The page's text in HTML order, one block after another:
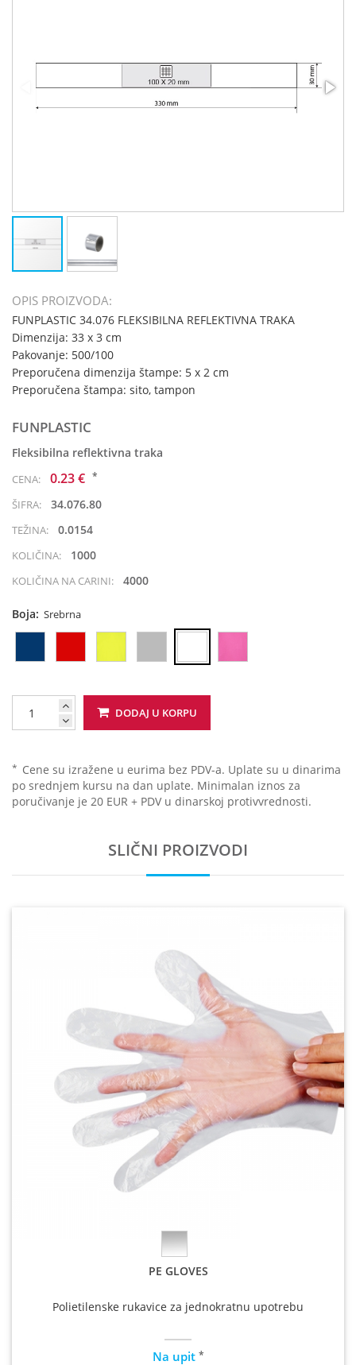
OPIS PROIZVODA:
FUNPLASTIC 34.076 FLEKSIBILNA REFLEKTIVNA TRAKA
Dimenzija: 33 x 3 cm
Pakovanje: 500/100
Preporučena dimenzija štampe: 5 x 2 cm
Preporučena štampa: sito, tampon
FUNPLASTIC
Fleksibilna reflektivna traka
CENA: 0.23 € *
ŠIFRA: 34.076.80
TEŽINA: 0.0154
KOLIČINA: 1000
KOLIČINA NA CARINI: 4000
Boja: Srebrna
DODAJ U KORPU
* Cene su izražene u eurima bez PDV-a. Uplate su u dinarima
po srednjem kursu na dan uplate. Minimalan iznos za
poručivanje je 20 EUR + PDV u dinarskoj protivvrednosti.
SLIČNI PROIZVODI
PE GLOVES
Polietilenske rukavice za jednokratnu upotrebu
Na upit *